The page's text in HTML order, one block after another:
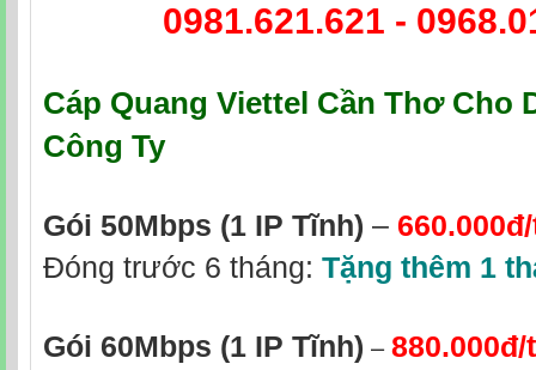
0981.621.621 -
Cáp Quang Viettel Cần ThơCho
Công Ty
Gói 50Mbps (1 IP Tĩnh) –
Đóng trước 6 tháng: Tặng thêm 1
Gói 60Mbps (1 IP Tĩnh) –